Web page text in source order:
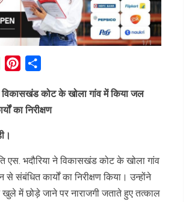
WhatsAppPinterest
विकासखंड कोट के खोला गांव में किया जल
का निरीक्षण
एस. भदौरिया ने विकासखंड कोट के खोला गांव
संबंधित कार्यों का निरीक्षण किया। उन्होंने
खुले में छोड़े जाने पर नाराजगी जताते हुए तत्काल